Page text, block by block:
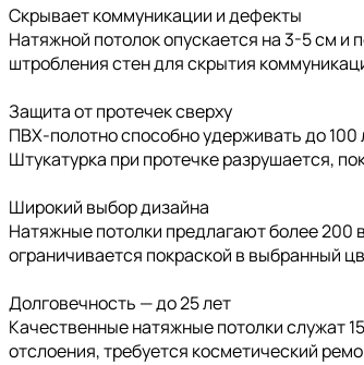
Скрывает коммуникации и дефекты
Натяжной потолок опускается на 3-5 см и
штробления стен для скрытия
Защита от протечек сверху
ПВХ-полотно способно удерживать до
Штукатурка при протечке разрушается,
Широкий выбор дизайна
Натяжные потолки предлагают более 200
ограничивается покраской в выбранный
Долговечность — до 25 лет
Качественные натяжные потолки служат
отслоения, требуется косметический